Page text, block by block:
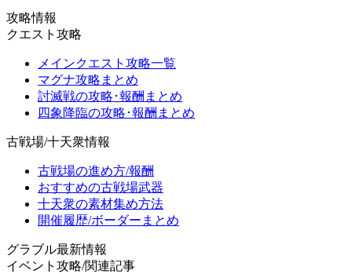
攻略情報
クエスト攻略
メインクエスト攻略一覧
マグナ攻略まとめ
討滅戦の攻略･報酬まとめ
四象降臨の攻略･報酬まとめ
古戦場/十天衆情報
古戦場の進め方/報酬
おすすめの古戦場武器
十天衆の素材集め方法
開催履歴/ボーダーまとめ
グラブル最新情報
イベント攻略/関連記事